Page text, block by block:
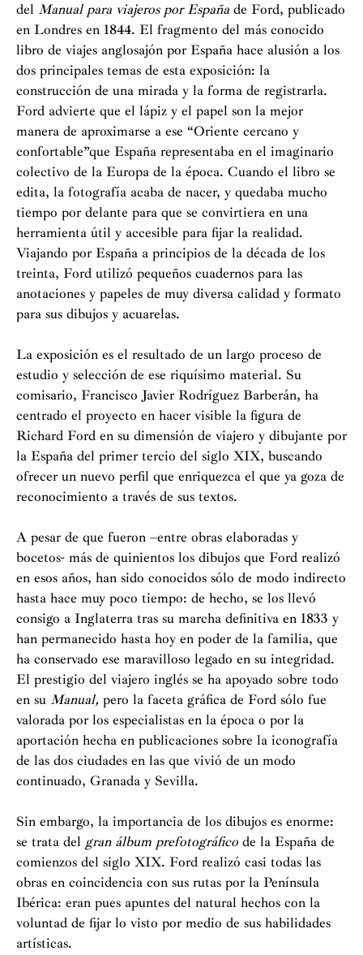
del Manual para viajeros por España de Ford, publicado
en Londres en 1844. El fragmento del más conocido
libro de viajes anglosajón por España hace alusión a los
dos principales temas de esta exposición: la
construcción de una mirada y la forma de registrarla.
Ford advierte que el lápiz y el papel son la mejor
manera de aproximarse a ese “Oriente cercano y
confortable”que España representaba en el imaginario
colectivo de la Europa de la época. Cuando el libro se
edita, la fotografía acaba de nacer, y quedaba mucho
tiempo por delante para que se convirtiera en una
herramienta útil y accesible para fijar la realidad.
Viajando por España a principios de la década de los
treinta, Ford utilizó pequeños cuadernos para las
anotaciones y papeles de muy diversa calidad y formato
para sus dibujos y acuarelas.
La exposición es el resultado de un largo proceso de
estudio y selección de ese riquísimo material. Su
comisario, Francisco Javier Rodríguez Barberán, ha
centrado el proyecto en hacer visible la figura de
Richard Ford en su dimensión de viajero y dibujante por
la España del primer tercio del siglo XIX, buscando
ofrecer un nuevo perfil que enriquezca el que ya goza de
reconocimiento a través de sus textos.
A pesar de que fueron –entre obras elaboradas y
bocetos- más de quinientos los dibujos que Ford realizó
en esos años, han sido conocidos sólo de modo indirecto
hasta hace muy poco tiempo: de hecho, se los llevó
consigo a Inglaterra tras su marcha definitiva en 1833 y
han permanecido hasta hoy en poder de la familia, que
ha conservado ese maravilloso legado en su integridad.
El prestigio del viajero inglés se ha apoyado sobre todo
en su Manual, pero la faceta gráfica de Ford sólo fue
valorada por los especialistas en la época o por la
aportación hecha en publicaciones sobre la iconografía
de las dos ciudades en las que vivió de un modo
continuado, Granada y Sevilla.
Sin embargo, la importancia de los dibujos es enorme:
se trata del gran álbum prefotográfico de la España de
comienzos del siglo XIX. Ford realizó casi todas las
obras en coincidencia con sus rutas por la Península
Ibérica: eran pues apuntes del natural hechos con la
voluntad de fijar lo visto por medio de sus habilidades
artísticas.